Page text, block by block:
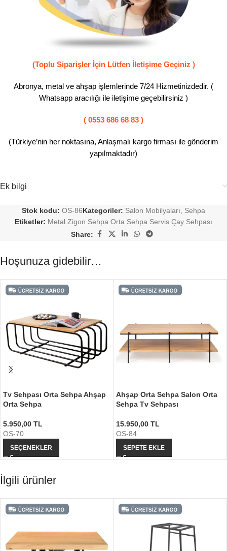
(Toplu Siparişler İçin Lütfen İletişime Geçiniz )
Abronya, metal ve ahşap işlemlerinde 7/24 Hizmetinizdedir. (
Whatsapp aracılığı ile iletişime geçebilirsiniz )
( 0553 686 68 83 )
(Türkiye’nin her noktasına, Anlaşmalı kargo firması ile gönderim
yapılmaktadır)
Ek bilgi
Stok kodu: OS-86Kategoriler: Salon Mobilyaları, Sehpa
Etiketler: Metal Zigon Sehpa Orta Sehpa Servis Çay Sehpası
Share:
Hoşunuza gidebilir…
Tv Sehpası Orta Sehpa Ahşap
Orta Sehpa
5.950,00 TL
OS-70
SEÇENEKLER
Ahşap Orta Sehpa Salon Orta
Sehpa Tv Sehpası
15.950,00 TL
OS-84
SEPETE EKLE
İlgili ürünler